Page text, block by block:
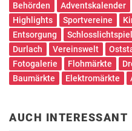
Behörden Adventskalender
Highlights
Sportvereine
Entsorgung
Durlach
Vereinswelt
Fotogalerie
Flohmärkte
Baumärkte
Elektromärkte
AUCH INTERESSANT